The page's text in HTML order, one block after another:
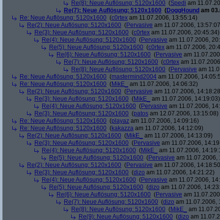
Re(8): Neue Auflösung: 5120x1600 (Spedi am
Re(7): Neue Auflösung: 5120x1600 (DoggHound am
Re: Neue Auflösung: 5120x1600 (c0rtex am 11.07.2006, 13:55:14)
Re(2): Neue Auflösung: 5120x1600 (Pervasive am 11.07.2006,
Re(3): Neue Auflösung: 5120x1600 (c0rtex am 11.07.2006, 20:45:34)
Re(4): Neue Auflösung: 5120x1600 (Pervasive am 11.07.2006,
Re(5): Neue Auflösung: 5120x1600 (c0rtex am 11.07.2006,
Re(6): Neue Auflösung: 5120x1600 (Pervasive am
Re(7): Neue Auflösung: 5120x1600 (c0rtex am
Re(8): Neue Auflösung: 5120x1600 (Pervasive am
Re: Neue Auflösung: 5120x1600 (mastermind2004 am 11.07.2006,
Re: Neue Auflösung: 5120x1600 (MikE_
am 11.07.2006, 14:06:32)
Re(2): Neue Auflösung: 5120x1600 (Pervasive am 11.07.2006,
Re(3): Neue Auflösung: 5120x1600 (MikE_
am 11.07.2006, 14:19:03)
Re(4): Neue Auflösung: 5120x1600 (Pervasive am 11.07.2006,
Re(3): Neue Auflösung: 5120x1600 (patos am 12.07.2006, 13:15:08)
Re: Neue Auflösung: 5120x1600 (playaz am 11.07.2006, 14:09:16)
Re: Neue Auflösung: 5120x1600 (kakazza am 11.07.2006, 14:12:09)
Re(2): Neue Auflösung: 5120x1600 (MikE_
am 11.07.2006, 14:13:09)
Re(3): Neue Auflösung: 5120x1600 (Pervasive am 11.07.2006,
Re(4): Neue Auflösung: 5120x1600 (MikE_
am 11.07.2006,
Re(5): Neue Auflösung: 5120x1600 (Pervasive am 11.07.2006,
Re(2): Neue Auflösung: 5120x1600 (Pervasive am 11.07.2006,
Re(3): Neue Auflösung: 5120x1600 (dizo am 11.07.2006, 14:21:22)
Re(4): Neue Auflösung: 5120x1600 (Pervasive am 11.07.2006,
Re(5): Neue Auflösung: 5120x1600 (dizo am 11.07.2006,
Re(6): Neue Auflösung: 5120x1600 (Pervasive am
Re(7): Neue Auflösung: 5120x1600 (dizo am 11.07.2006,
Re(8): Neue Auflösung: 5120x1600 (MikE_
am
Re(9): Neue Auflösung: 5120x1600 (dizo am